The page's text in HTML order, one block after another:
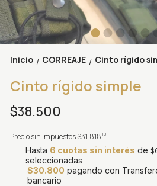
Inicio / CORREAJE / Cinto rígido
Cinto rígido simple
$38.500
Precio sin impuestos$31.818 18
Hasta 6 cuotas sin interés de
seleccionadas
$30.800 pagando con
bancario